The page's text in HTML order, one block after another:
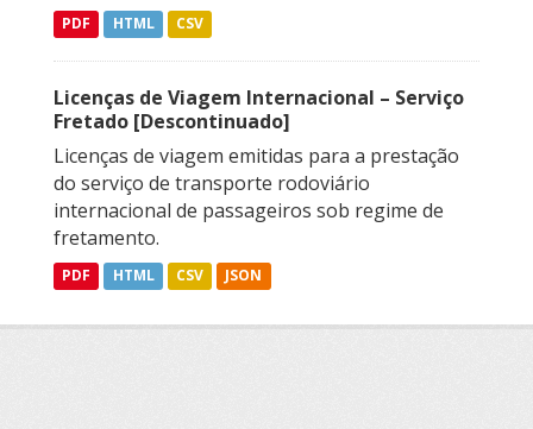
PDF HTML CSV
Licenças de Viagem Internacional – Serviço
Fretado [Descontinuado]
Licenças de viagem emitidas para a prestação
do serviço de transporte rodoviário
internacional de passageiros sob regime de
fretamento.
PDF HTML CSV JSON